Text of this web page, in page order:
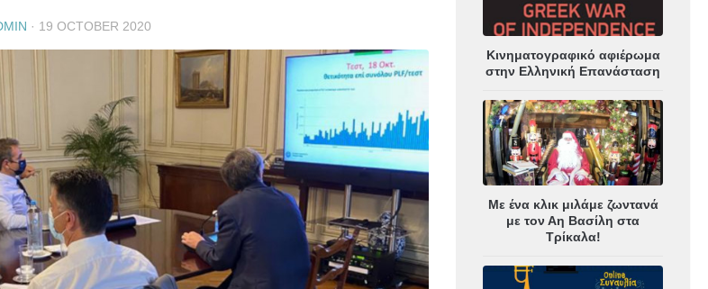
· 19 OCTOBER 2020
Κινηματογραφικό αφιέρωμα
στην Ελληνική Επανάσταση
Με ένα κλικ μιλάμε ζωντανά
με τον Αη Βασίλη στα
Τρίκαλα!